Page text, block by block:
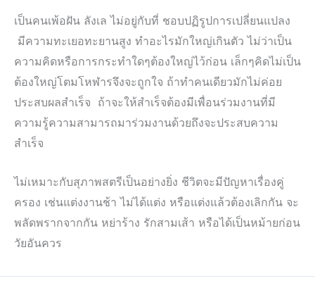
เป็นคนเพ้อฝัน ลังเล ไม่อยู่กับที่ ชอบปฏิรูปการเปลี่ยนแปลง
มีความทะเยอทะยานสูง ทำอะไรมักใหญ่เกินตัว ไม่ว่าเป็น
ความคิดหรือการกระทำใดๆต้องใหญ่ไว้ก่อน เล็กๆคิดไม่เป็น
ต้องใหญ่โตมโหฬารจึงจะถูกใจ ถ้าทำคนเดียวมักไม่ค่อย
ประสบผลสำเร็จ ถ้าจะให้สำเร็จต้องมีเพื่อนร่วมงานที่มี
ความรู้ความสามารถมาร่วมงานด้วยถึงจะประสบความ
สำเร็จ
ไม่เหมาะกับสุภาพสตรีเป็นอย่างยิ่ง ชีวิตจะมีปัญหาเรื่องคู่
ครอง เช่นแต่งงานช้า ไม่ได้แต่ง หรือแต่งแล้วต้องเลิกกัน จะ
พลัดพรากจากกัน หย่าร้าง รักสามเส้า หรือได้เป็นหม้ายก่อน
วัยอันควร